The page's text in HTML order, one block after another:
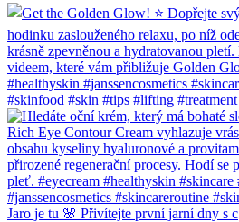
Jaro je tu 🌸 Přivítejte první jarní dny s c